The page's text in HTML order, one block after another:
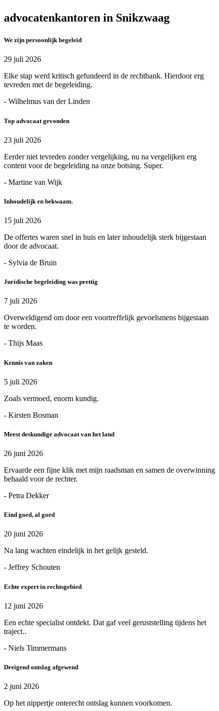
advocatenkantoren in Snikzwaag
We zijn persoonlijk begeleid
29 juli 2026
Elke stap werd kritisch gefundeerd in de rechtbank. Hierdoor erg
tevreden met de begeleiding.
- Wilhelmus van der Linden
Top advocaat gevonden
23 juli 2026
Eerder niet tevreden zonder vergelijking, nu na vergelijken erg
content voor de begeleiding na onze botsing. Super.
- Martine van Wijk
Inhoudelijk en bekwaam.
15 juli 2026
De offertes waren snel in huis en later inhoudelijk sterk bijgestaan
door de advocaat.
- Sylvia de Bruin
Juridische begeleiding was prettig
7 juli 2026
Overweldigend om door een voortreffelijk gevoelsmens bijgestaan
te worden.
- Thijs Maas
Kennis van zaken
5 juli 2026
Zoals vermoed, enorm kundig.
- Kirsten Bosman
Meest deskundige advocaat van het land
26 juni 2026
Ervaarde een fijne klik met mijn raadsman en samen de overwinning
behaald voor de rechter.
- Petra Dekker
Eind goed, al goed
20 juni 2026
Na lang wachten eindelijk in het gelijk gesteld.
- Jeffrey Schouten
Echte expert in rechtsgebied
12 juni 2026
Een echte specialist ontdekt. Dat gaf veel geruststelling tijdens het
traject..
- Niels Timmermans
Dreigend ontslag afgewend
2 juni 2026
Op het nippertje onterecht ontslag kunnen voorkomen.